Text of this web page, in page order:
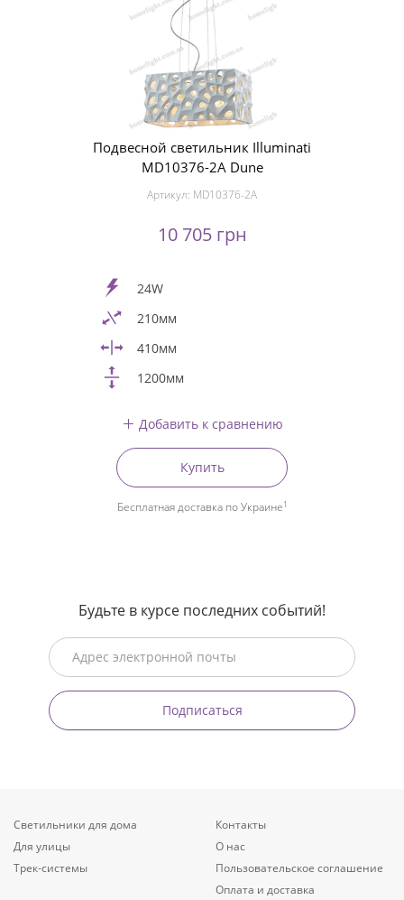
Подвесной светильник Illuminati
MD10376-2A Dune
Артикул: MD10376-2A
10 705 грн
24W
210мм
410мм
1200мм
Добавить к сравнению
Купить
Бесплатная доставка по Украине1
Будьте в курсе последних событий!
Подписаться
Светильники для дома
Для улицы
Трек-системы
Контакты
О нас
Пользовательское соглашение
Оплата и доставка